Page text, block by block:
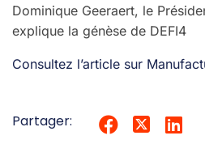
Dominique Geeraert, le
explique la génèse de DEFI4
Consultez l’article sur
Partager: